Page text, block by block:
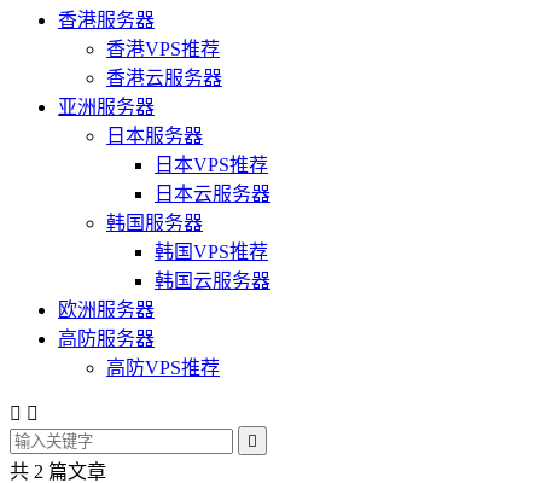
香港服务器
香港VPS推荐
香港云服务器
亚洲服务器
日本服务器
日本VPS推荐
日本云服务器
韩国服务器
韩国VPS推荐
韩国云服务器
欧洲服务器
高防服务器
高防VPS推荐
 

共 2 篇文章